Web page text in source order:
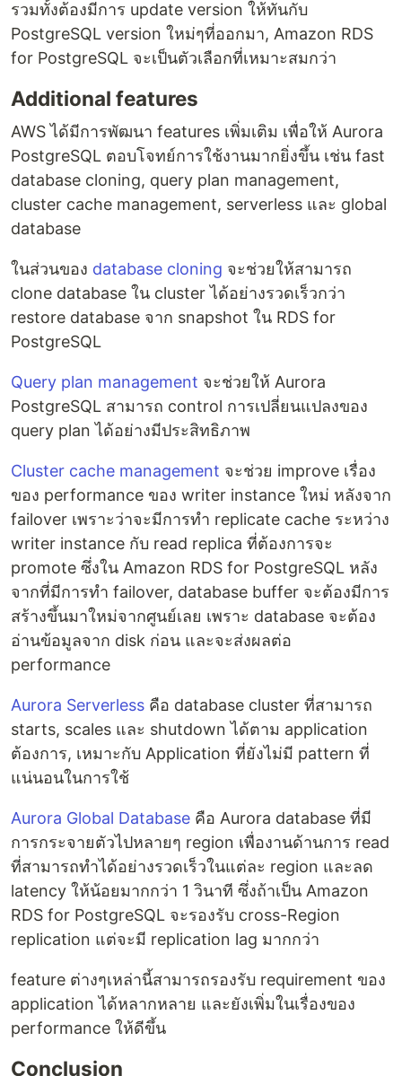
รวมทั้งต้องมีการ update version ให้ทันกับ
PostgreSQL version ใหม่ๆที่ออกมา, Amazon RDS
for PostgreSQL จะเป็นตัวเลือกที่เหมาะสมกว่า
Additional features
AWS ได้มีการพัฒนา features เพิ่มเติม เพื่อให้ Aurora
PostgreSQL ตอบโจทย์การใช้งานมากยิ่งขึ้น เช่น fast
database cloning, query plan management,
cluster cache management, serverless และ global
database
ในส่วนของ database cloning จะช่วยให้สามารถ
clone database ใน cluster ได้อย่างรวดเร็วกว่า
restore database จาก snapshot ใน RDS for
PostgreSQL
Query plan management จะช่วยให้ Aurora
PostgreSQL สามารถ control การเปลี่ยนแปลงของ
query plan ได้อย่างมีประสิทธิภาพ
Cluster cache management จะช่วย improve เรื่อง
ของ performance ของ writer instance ใหม่ หลังจาก
failover เพราะว่าจะมีการทำ replicate cache ระหว่าง
writer instance กับ read replica ที่ต้องการจะ
promote ซึ่งใน Amazon RDS for PostgreSQL หลัง
จากที่มีการทำ failover, database buffer จะต้องมีการ
สร้างขึ้นมาใหม่จากศูนย์เลย เพราะ database จะต้อง
อ่านข้อมูลจาก disk ก่อน และจะส่งผลต่อ
performance
Aurora Serverless คือ database cluster ที่สามารถ
starts, scales และ shutdown ได้ตาม application
ต้องการ, เหมาะกับ Application ที่ยังไม่มี pattern ที่
แน่นอนในการใช้
Aurora Global Database คือ Aurora database ที่มี
การกระจายตัวไปหลายๆ region เพื่องานด้านการ read
ที่สามารถทำได้อย่างรวดเร็วในแต่ละ region และลด
latency ให้น้อยมากกว่า 1 วินาที ซึ่งถ้าเป็น Amazon
RDS for PostgreSQL จะรองรับ cross-Region
replication แต่จะมี replication lag มากกว่า
feature ต่างๆเหล่านี้สามารถรองรับ requirement ของ
application ได้หลากหลาย และยังเพิ่มในเรื่องของ
performance ให้ดีขึ้น
Conclusion